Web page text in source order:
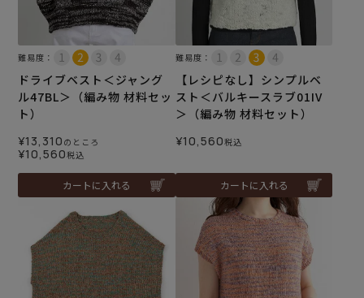
難易度：
ドライブベスト＜ジャング
ル47BL＞（編み物 材料セッ
ト）
¥13,310 のところ
¥10,560税込
カートに入れる
難易度：
【レシピなし】シンプルベ
スト＜バルキースラブ01IV
＞（編み物 材料セット）
¥10,560税込
カートに入れる